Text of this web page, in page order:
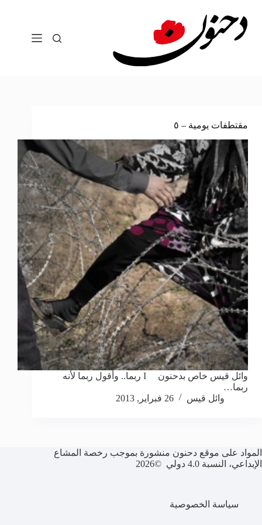
المحتوى
مقتطفات يومية – ٥
وائل قيس خاص بدحنون I ربما.. وأقول ربما لأنه
ربما…
وائل قيس
26 فبراير, 2013
المواد على موقع دحنون منشورة بموجب رخصة المشاع
الإبداعي، النسبة 4.0 دولي ©2026
سياسة الخصوصية